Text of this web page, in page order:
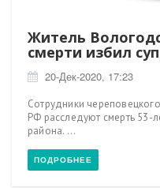
Житель
смерти избил
20-Дек-2020, 17:23
Сотрудники
РФ расследуют смерть 53-
района. ...
ПОДРОБНЕЕ